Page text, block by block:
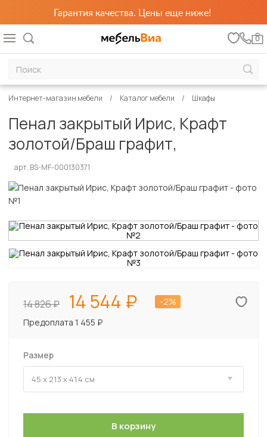
Гарантия качества. Цены еще ниже!
0
Интернет-магазин мебели Каталог мебели Шкафы
Пенал закрытый Ирис, Крафт
золотой/Браш графит,
арт. BS-MF-000130371
14 826 14 544
-2%
Предоплата 1 455 ₽
Размер